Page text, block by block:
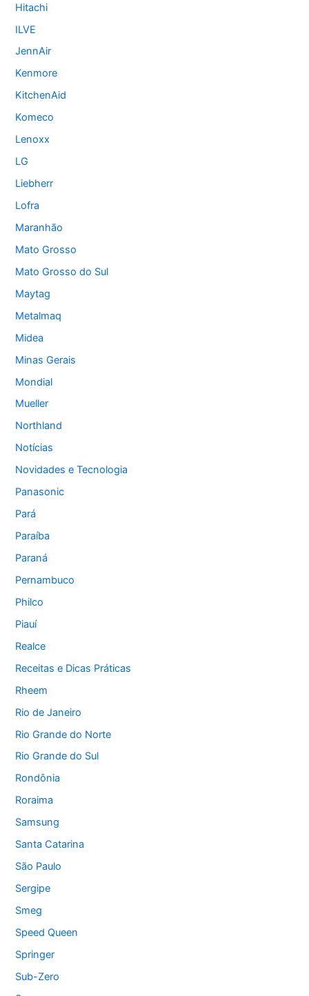
Hitachi
ILVE
JennAir
Kenmore
KitchenAid
Komeco
Lenoxx
LG
Liebherr
Lofra
Maranhão
Mato Grosso
Mato Grosso do Sul
Maytag
Metalmaq
Midea
Minas Gerais
Mondial
Mueller
Northland
Notícias
Novidades e Tecnologia
Panasonic
Pará
Paraíba
Paraná
Pernambuco
Philco
Piauí
Realce
Receitas e Dicas Práticas
Rheem
Rio de Janeiro
Rio Grande do Norte
Rio Grande do Sul
Rondônia
Roraima
Samsung
Santa Catarina
São Paulo
Sergipe
Smeg
Speed Queen
Springer
Sub-Zero